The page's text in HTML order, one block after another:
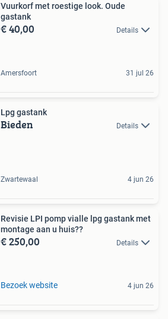
Vuurkorf met roestige look. Oude
gastank
€ 40,00 Details
Amersfoort 31 jul 26
Lpg gastank
Bieden Details
Zwartewaal 4 jun 26
Revisie LPI pomp vialle lpg gastank met
montage aan u huis??
€ 250,00 Details
Bezoek website 4 jun 26